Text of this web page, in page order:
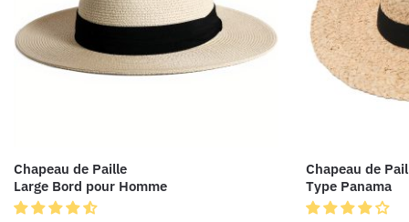
Chapeau de Paille
Large Bord pour Homme
Chapeau de
Type Panama